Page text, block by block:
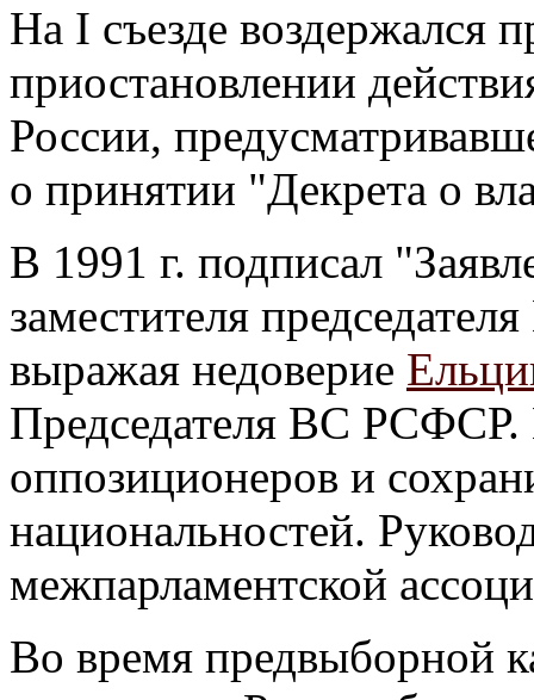
На I съезде воздержался
приостановлении
России,
о принятии "Декрета о
В 1991 г. подписал
заместителя
выражая недоверие
Председателя ВС РСФСР.
оппозиционеров и
национальностей.
межпарламентской
Во время предвыборной